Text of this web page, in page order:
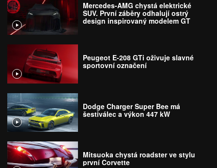
Mercedes-AMG chystá elektrické
SUV. První záběry odhalují ostrý
design inspirovaný modelem GT
Peugeot E-208 GTi oživuje slavné
sportovní označení
Dodge Charger Super Bee má
šestiválec a výkon 447 kW
Mitsuoka chystá roadster ve stylu
první Corvette